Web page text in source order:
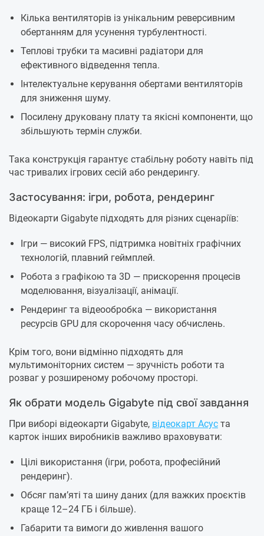
Кілька вентиляторів із унікальним реверсивним
обертанням для усунення турбулентності.
Теплові трубки та масивні радіатори для
ефективного відведення тепла.
Інтелектуальне керування обертами вентиляторів
для зниження шуму.
Посилену друковану плату та якісні компоненти, що
збільшують термін служби.
Така конструкція гарантує стабільну роботу навіть під
час тривалих ігрових сесій або рендерингу.
Застосування: ігри, робота, рендеринг
Відеокарти Gigabyte підходять для різних сценаріїв:
Ігри — високий FPS, підтримка новітніх графічних
технологій, плавний геймплей.
Робота з графікою та 3D — прискорення процесів
моделювання, візуалізації, анімації.
Рендеринг та відеообробка — використання
ресурсів GPU для скорочення часу обчислень.
Крім того, вони відмінно підходять для
мультимоніторних систем — зручність роботи та
розваг у розширеному робочому просторі.
Як обрати модель Gigabyte під свої завдання
При виборі відеокарти Gigabyte, відеокарт Асус та
карток інших виробників важливо враховувати:
Цілі використання (ігри, робота, професійний
рендеринг).
Обсяг пам’яті та шину даних (для важких проєктів
краще 12–24 ГБ і більше).
Габарити та вимоги до живлення вашого